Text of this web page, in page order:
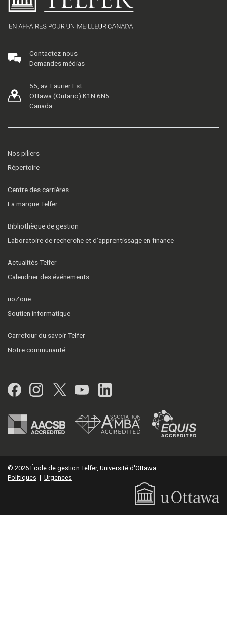
Contactez-nous
Demandes médias
55, av. Laurier Est
Ottawa (Ontario) K1N 6N5
Canada
Nos piliers
Répertoire
Centre des carrières
La marque Telfer
Bibliothèque de gestion
Laboratoire de recherche et d’apprentissage en finance
Actualités Telfer
Calendrier des événements
uoZone
Soutien informatique
Carrefour du savoir Telfer
Notre communauté
Facebook
Instagram
Twitter
YouTubeLinkedIn
© 2026 École de gestion Telfer, Université d'Ottawa
Politiques | Urgences